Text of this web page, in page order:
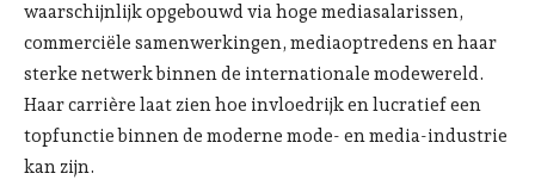
waarschijnlijk opgebouwd via hoge mediasalarissen,
commerciële samenwerkingen, mediaoptredens en haar
sterke netwerk binnen de internationale modewereld.
Haar carrière laat zien hoe invloedrijk en lucratief een
topfunctie binnen de moderne mode- en media-industrie
kan zijn.